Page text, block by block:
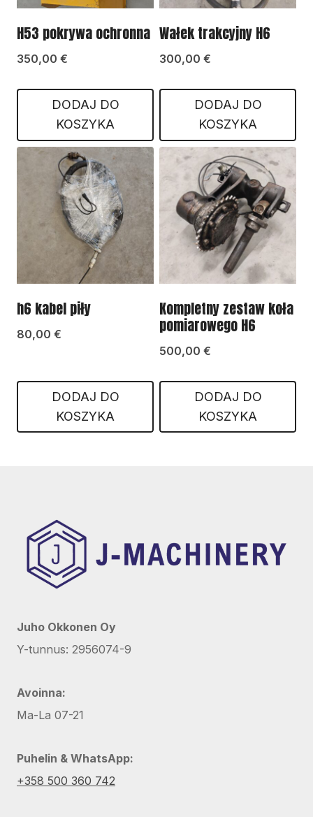
H53 pokrywa ochronna
350,00 €
DODAJ DO
KOSZYKA
Wałek trakcyjny H6
300,00 €
DODAJ DO
KOSZYKA
h6 kabel piły
80,00 €
DODAJ DO
KOSZYKA
Kompletny zestaw koła
pomiarowego H6
500,00 €
DODAJ DO
KOSZYKA
Juho Okkonen Oy
Y-tunnus: 2956074-9
Avoinna:
Ma-La 07-21
Puhelin & WhatsApp:
+358 500 360 742